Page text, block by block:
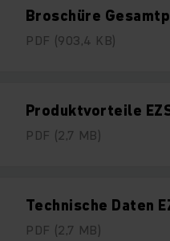
Broschüre
PDF (903,4 KB)
Produktvorteile
PDF (2,7 MB)
Technische Daten
PDF (2,7 MB)